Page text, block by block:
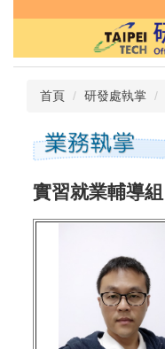
要
首頁 研發處執掌
實習就業輔導組